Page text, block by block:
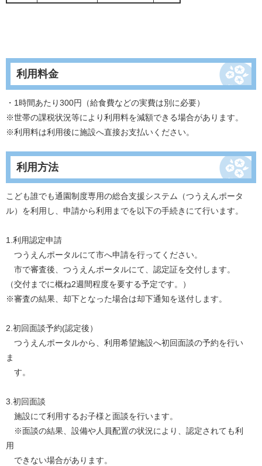
利用料金
・1時間あたり300円（給食費などの実費は別に必要）
※世帯の課税状況等により利用料を減額できる場合があります。
※利用料は利用後に施設へ直接お支払いください。
利用方法
こども誰でも通園制度専用の総合支援システム（つうえんポータ
ル）を利用し、申請から利用までを以下の手続きにて行います。
1.利用認定申請
つうえんポータルにて市へ申請を行ってください。
市で審査後、つうえんポータルにて、認定証を交付します。
（交付までに概ね2週間程度を要する予定です。）
※審査の結果、却下となった場合は却下通知を送付します。
2.初回面談予約(認定後）
つうえんポータルから、利用希望施設へ初回面談の予約を行い
ま
す。
3.初回面談
施設にて利用するお子様と面談を行います。
※面談の結果、設備や人員配置の状況により、認定されても利
用
できない場合があります。